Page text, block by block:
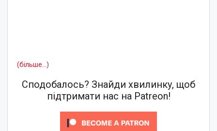
(більше…)
Сподобалось? Знайди хвилинку, щоб
підтримати нас на Patreon!